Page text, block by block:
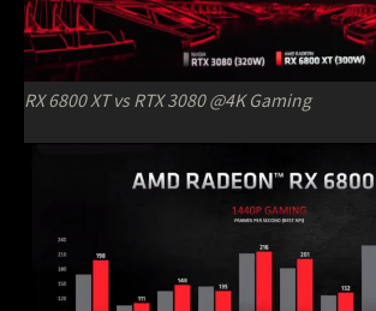
RX 6800 XT vs RTX 3080 @4K Gaming